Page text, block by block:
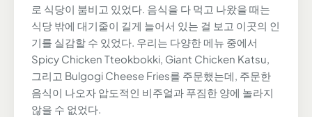
로 식당이 붐비고 있었다. 음식을 다 먹고 나왔을 때는
식당 밖에 대기줄이 길게 늘어서 있는 걸 보고 이곳의 인
기를 실감할 수 있었다. 우리는 다양한 메뉴 중에서
Spicy Chicken Tteokbokki, Giant Chicken Katsu,
그리고 Bulgogi Cheese Fries를 주문했는데, 주문한
음식이 나오자 압도적인 비주얼과 푸짐한 양에 놀라지
않을 수 없었다.